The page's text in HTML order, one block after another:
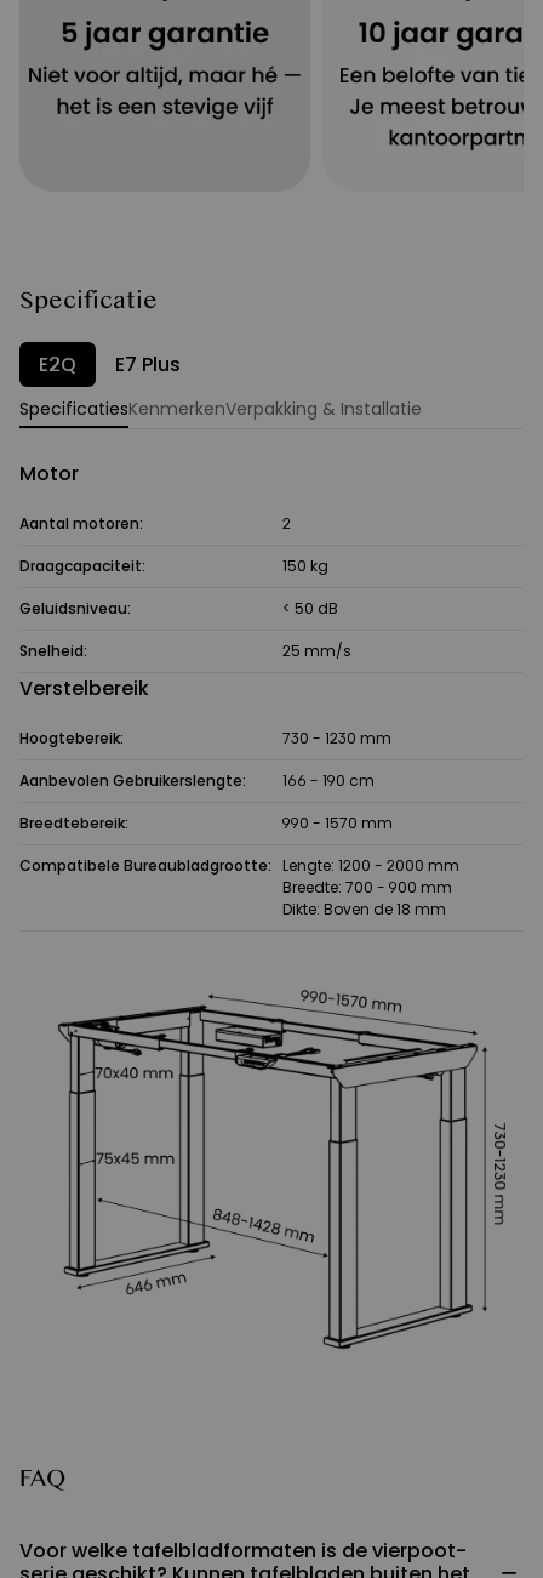
Specificatie
E2Q E7 Plus
SpecificatiesKenmerkenVerpakking & Installatie
Motor
Aantal motoren: 2
Draagcapaciteit: 150 kg
Geluidsniveau: < 50 dB
Snelheid: 25 mm/s
Verstelbereik
Hoogtebereik: 730 - 1230 mm
Aanbevolen Gebruikerslengte: 166 - 190 cm
Breedtebereik: 990 - 1570 mm
Compatibele Bureaubladgrootte:
Lengte: 1200 - 2000 mm
Breedte: 700 - 900 mm
Dikte: Boven de 18 mm
FAQ
Voor welke tafelbladformaten is de vierpoot-